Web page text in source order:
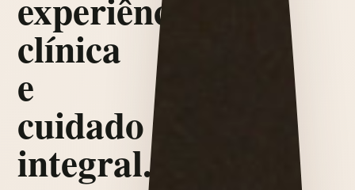
clínica
e
cuidado
integral.